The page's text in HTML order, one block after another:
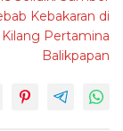
Kebakaran di
Kilang Pertamina
Balikpapan